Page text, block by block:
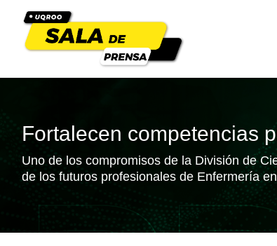
Fortalecen competencias
Uno de los compromisos de la División de
de los futuros profesionales de Enfermería